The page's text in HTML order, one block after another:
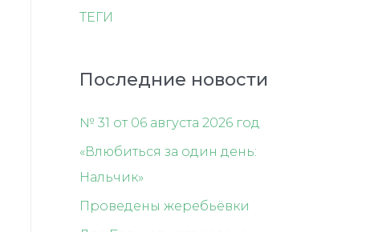
ТЕГИ
Последние новости
№ 31 от 06 августа 2026 год
«Влюбиться за один день:
Нальчик»
Проведены жеребьёвки